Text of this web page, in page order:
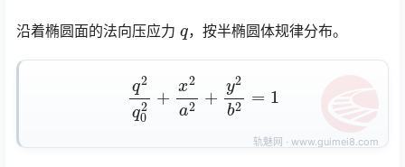
沿着椭圆面的法向压应力 ，按半椭圆体规律分布。
q2q02+x2a2+y2b2=1